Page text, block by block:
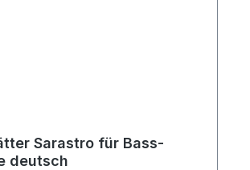
Sarastro für Bass-
deutsch